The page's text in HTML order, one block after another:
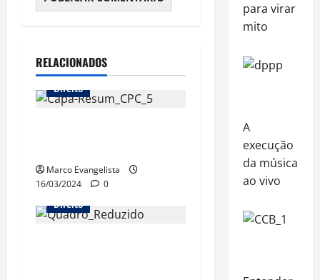
RELACIONADOS
Direito
Marco Evangelista
16/03/2024
0
Direito
para virar
mito
A
execução
da música
ao vivo